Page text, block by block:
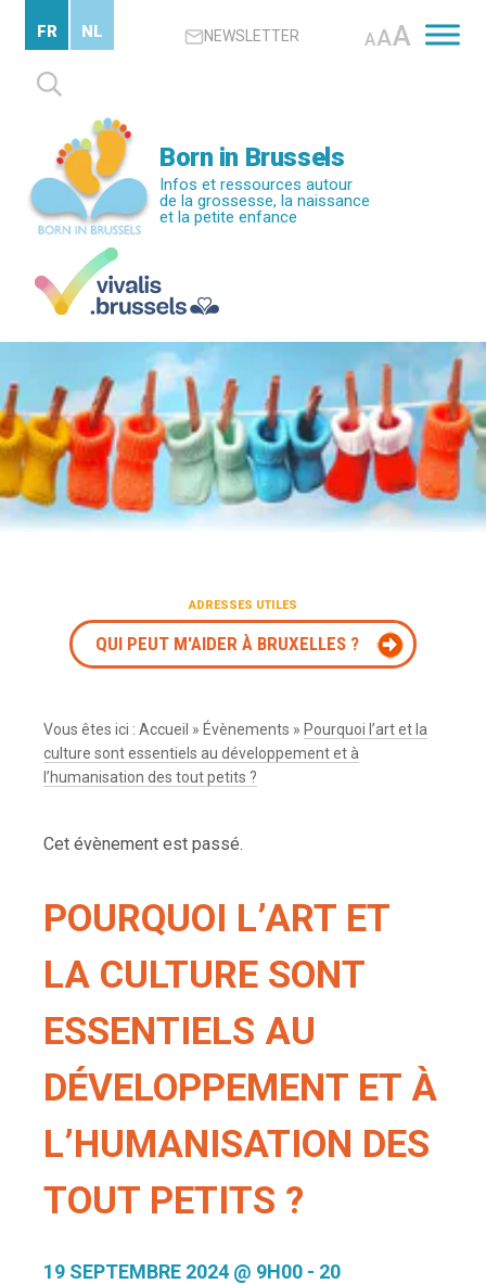
contenu
principal
NEWSLETTER AAA
Rechercher :
FR NL
Born in Brussels
Infos et ressources autour
de la grossesse, la naissance
et la petite enfance
ADRESSES UTILES
QUI PEUT M'AIDER À BRUXELLES ?
Vous êtes ici :Accueil » Évènements » Pourquoi l’art et la
culture sont essentiels au développement et à
l’humanisation des tout petits ?
Cet évènement est passé.
POURQUOI L’ART ET
LA CULTURE SONT
ESSENTIELS AU
DÉVELOPPEMENT ET À
L’HUMANISATION DES
TOUT PETITS ?
19 SEPTEMBRE 2024 @ 9H00 - 20